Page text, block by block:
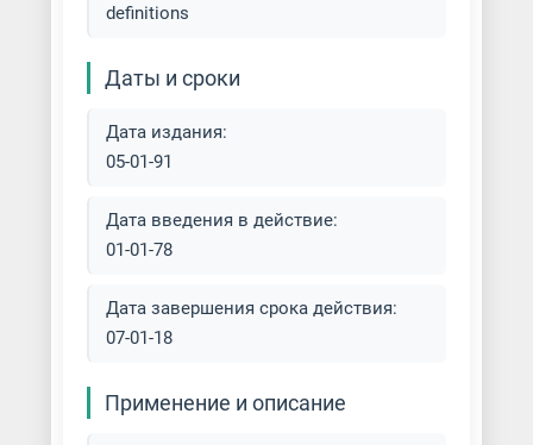
Покраска ограждений
Покраска по ржавчине
Покраска электростатическим
Покраска эпоксидными
Полимерная окраска листов
definitions
Даты и сроки
Дата издания:
05-01-91
Дата введения в действие:
01-01-78
Дата завершения срока действия:
07-01-18
Применение и описание